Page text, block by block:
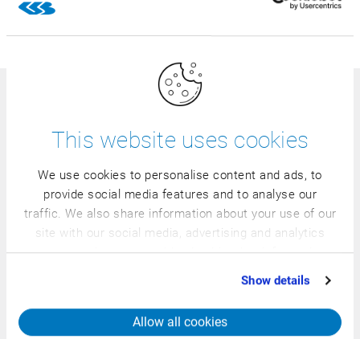
This website uses cookies
We use cookies to personalise content and ads, to
provide social media features and to analyse our
traffic. We also share information about your use of our
site with our social media, advertising and analytics
partners who may combine it with other information
that you’ve provided to them or that they’ve collected
Show details
Allow all cookies
Tovární software roku 2018
CSB FACTORY ERP jako ústřední
prvek Chytré továrny
váš koncernový ERP s CSB FACTORY ERP o jedinečné
odvětvové procesy. CSB FACTORY ERP důsledně mapuje
celý primární hodnotový řetězec výroby a logistiky a